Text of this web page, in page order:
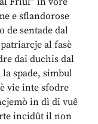
e sflandorose
de sentade dal
al fasè
dai duchis dal
spade, simbul
vie inte sfodre
in dì di vuê
incidût il non